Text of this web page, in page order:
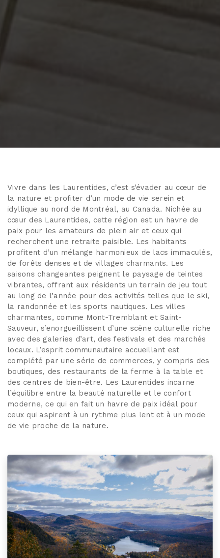
Vivre dans les Laurentides, c’est s’évader au cœur de
la nature et profiter d’un mode de vie serein et
idyllique au nord de Montréal, au Canada. Nichée au
cœur des Laurentides, cette région est un havre de
paix pour les amateurs de plein air et ceux qui
recherchent une retraite paisible. Les habitants
profitent d’un mélange harmonieux de lacs immaculés,
de forêts denses et de villages charmants. Les
saisons changeantes peignent le paysage de teintes
vibrantes, offrant aux résidents un terrain de jeu tout
au long de l’année pour des activités telles que le ski,
la randonnée et les sports nautiques. Les villes
charmantes, comme Mont-Tremblant et Saint-
Sauveur, s’enorgueillissent d’une scène culturelle riche
avec des galeries d’art, des festivals et des marchés
locaux. L’esprit communautaire accueillant est
complété par une série de commerces, y compris des
boutiques, des restaurants de la ferme à la table et
des centres de bien-être. Les Laurentides incarne
l’équilibre entre la beauté naturelle et le confort
moderne, ce qui en fait un havre de paix idéal pour
ceux qui aspirent à un rythme plus lent et à un mode
de vie proche de la nature.